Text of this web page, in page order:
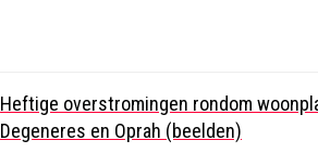
Heftige overstromingen rondom
Degeneres en Oprah (beelden)